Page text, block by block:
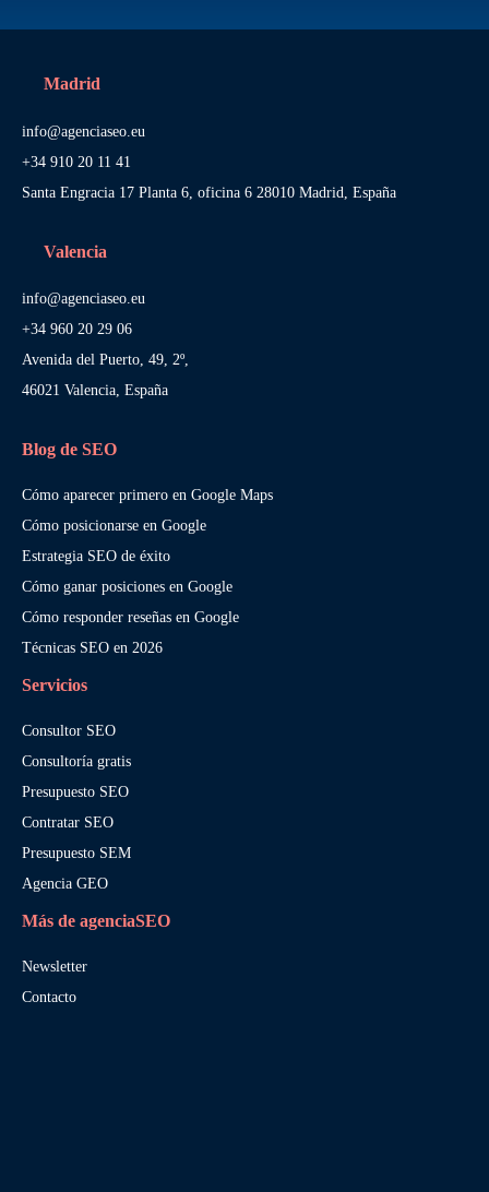
Madrid
info@agenciaseo.eu
+34 910 20 11 41
Santa Engracia 17 Planta 6, oficina 6 28010 Madrid, España
Valencia
info@agenciaseo.eu
+34 960 20 29 06
Avenida del Puerto, 49, 2º,
46021 Valencia, España
Blog de SEO
Cómo aparecer primero en Google Maps
Cómo posicionarse en Google
Estrategia SEO de éxito
Cómo ganar posiciones en Google
Cómo responder reseñas en Google
Técnicas SEO en 2026
Servicios
Consultor SEO
Consultoría gratis
Presupuesto SEO
Contratar SEO
Presupuesto SEM
Agencia GEO
Más de agenciaSEO
Newsletter
Contacto